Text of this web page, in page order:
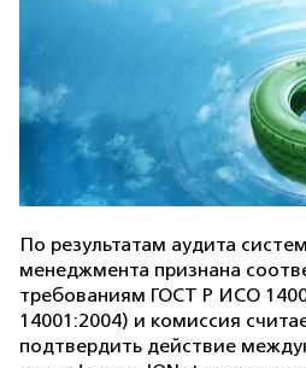
По результатам аудита
менеджмента признана
требованиям ГОСТ Р ИСО
14001:2004) и комиссия
подтвердить действие